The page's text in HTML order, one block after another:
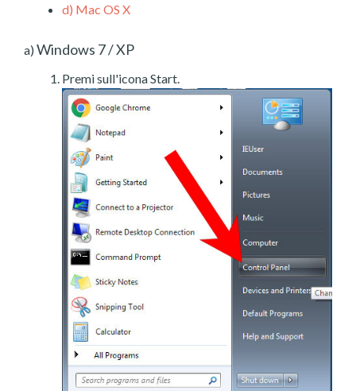
d) Mac OS X
a) Windows 7 / XP
Premi sull'icona Start.